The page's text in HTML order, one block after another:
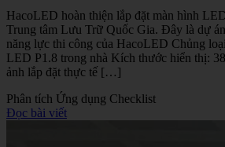
HacoLED hoàn thiện lắp đặt màn hình
Trung tâm Lưu Trữ Quốc Gia. Đây là dự
năng lực thi công của HacoLED Chủng
LED P1.8 trong nhà Kích thước hiển thị:
ảnh lắp đặt thực tế […]
Phân tích Ứng dụng Checklist
Đọc bài viết